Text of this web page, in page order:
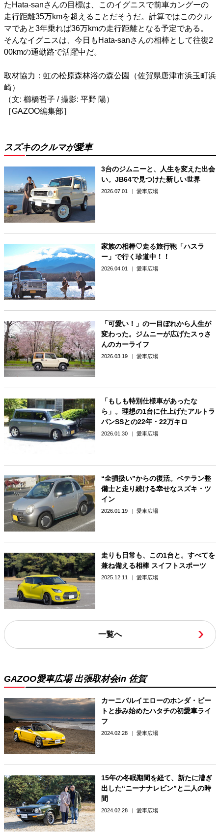
たHata-sanさんの目標は、このイグニスで前車カングーの
走行距離35万kmを超えることだそうだ。計算ではこのクル
マであと3年乗れば36万kmの走行距離となる予定である。
そんなイグニスは、今日もHata-sanさんの相棒として往復2
00kmの通勤路で活躍中だ。
取材協力：虹の松原森林浴の森公園（佐賀県唐津市浜玉町浜
崎）
（文: 櫛橋哲子 / 撮影: 平野 陽）
［GAZOO編集部］
スズキのクルマが愛車
3台のジムニーと、人生を変えた出会
い。JB64で見つけた新しい世界
2026.07.01 愛車広場
家族の相棒♡走る旅行鞄「ハスラ
ー」で行く珍道中！！
2026.04.01 愛車広場
「可愛い！」の一目ぼれから人生が
変わった。ジムニーが広げたスゥさ
んのカーライフ
2026.03.19 愛車広場
「もしも特別仕様車があったな
ら」。理想の1台に仕上げたアルトラ
パンSSとの22年・22万キロ
2026.01.30 愛車広場
“全損扱い”からの復活。ベテラン整
備士と走り続ける幸せなスズキ・ツ
イン
2026.01.19 愛車広場
走りも日常も、この1台と。すべてを
兼ね備える相棒 スイフトスポーツ
2025.12.11 愛車広場
一覧へ
GAZOO愛車広場 出張取材会in 佐賀
カーニバルイエローのホンダ・ビー
トと歩み始めたハタチの初愛車ライ
フ
2024.02.28 愛車広場
15年の冬眠期間を経て、新たに漕ぎ
出した“ニーナナレビン”と二人の時
間
2024.02.28 愛車広場